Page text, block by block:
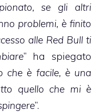
se gli altri
problemi, è finito
alle Red Bull ti
” ha spiegato
che è facile, è una
quello che mi è
”.